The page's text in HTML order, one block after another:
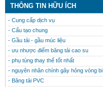
THÔNG TIN HỮU ÍCH
- Cung cấp dịch vụ
- Cấu tạo chung
- Gầu tải - gầu múc liệu
- ưu nhược điểm băng tải cao su
- phụ tùng thay thế tốt nhất
- nguyên nhân chính gây hỏng vòng bi
- Băng tải PVC